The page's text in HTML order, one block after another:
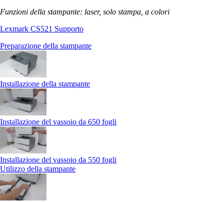
Funzioni della stampante: laser, solo stampa, a colori
Lexmark CS521 Supporto
Preparazione della stampante
Installazione della stampante
Installazione del vassoio da 650 fogli
Installazione del vassoio da 550 fogli
Utilizzo della stampante